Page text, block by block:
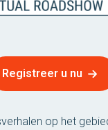
Registreer u nu
op het